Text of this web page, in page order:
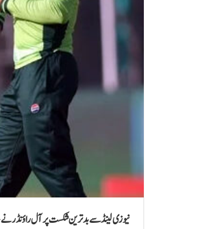
نیوزی لینڈ سے بدترین شکست پر آل راؤنڈر